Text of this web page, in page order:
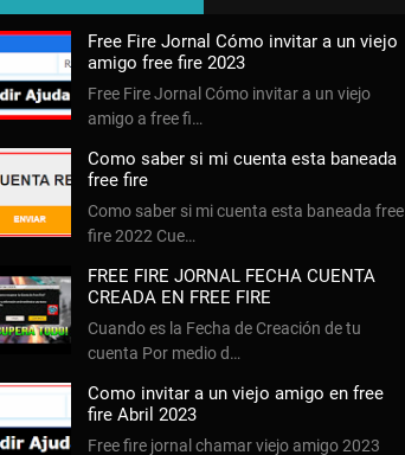
Free Fire Jornal Cómo invitar a un viejo
amigo free fire 2023
Free Fire Jornal Cómo invitar a un viejo
amigo a free fi…
Como saber si mi cuenta esta baneada
free fire
Como saber si mi cuenta esta baneada free
fire 2022 Cue…
FREE FIRE JORNAL FECHA CUENTA
CREADA EN FREE FIRE
Cuando es la Fecha de Creación de tu
cuenta Por medio d…
Como invitar a un viejo amigo en free
fire Abril 2023
Free fire jornal chamar viejo amigo 2023